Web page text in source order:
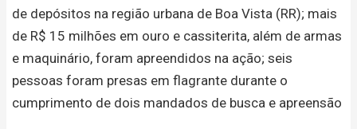
de depósitos na região urbana de Boa Vista (RR); mais
de R$ 15 milhões em ouro e cassiterita, além de armas
e maquinário, foram apreendidos na ação; seis
pessoas foram presas em flagrante durante o
cumprimento de dois mandados de busca e apreensão